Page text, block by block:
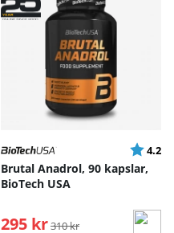
Betyg:
4.2
Brutal Anadrol, 90 kapslar,
BioTech USA
295 kr Ordinarie pris:
310 kr